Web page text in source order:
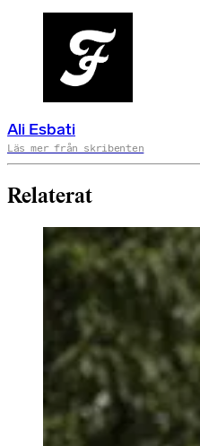
Ali Esbati
Läs mer från skribenten
Relaterat